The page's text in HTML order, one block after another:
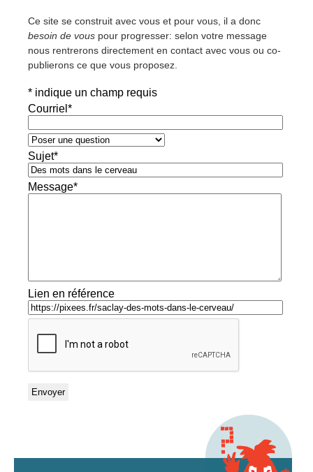
Ce site se construit avec vous et pour vous, il a donc
besoin de vous pour progresser: selon votre message
nous rentrerons directement en contact avec vous ou co-
publierons ce que vous proposez.
* indique un champ requis
Courriel *
Sujet*
Message*
Lien en référence